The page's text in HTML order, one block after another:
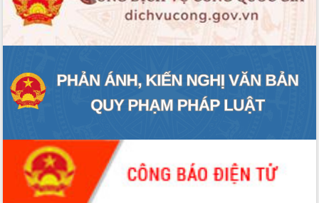
II/2026
Đắk Lắk ký kết thỏa thuận hợp tác về
chuyển đổi số giai đoạn 2026 – 2030
Việt Nam
Thứ trưởng Bộ Y tế làm việc với tỉnh
Đắk Lắk về phát triển nhân lực y tế
du khách thông qua Hệ thống cơ sở dữ
liệu và Bản đồ số
Tập huấn ứng dụng trí tuệ nhân tạo (AI)
trong thương mại điện tử năm 2026